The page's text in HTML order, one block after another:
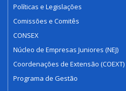
Políticas e Legislações
Comissões e Comitês
CONSEX
Núcleo de Empresas Juniores (NEJ)
Coordenações de Extensão (COEXT)
Programa de Gestão